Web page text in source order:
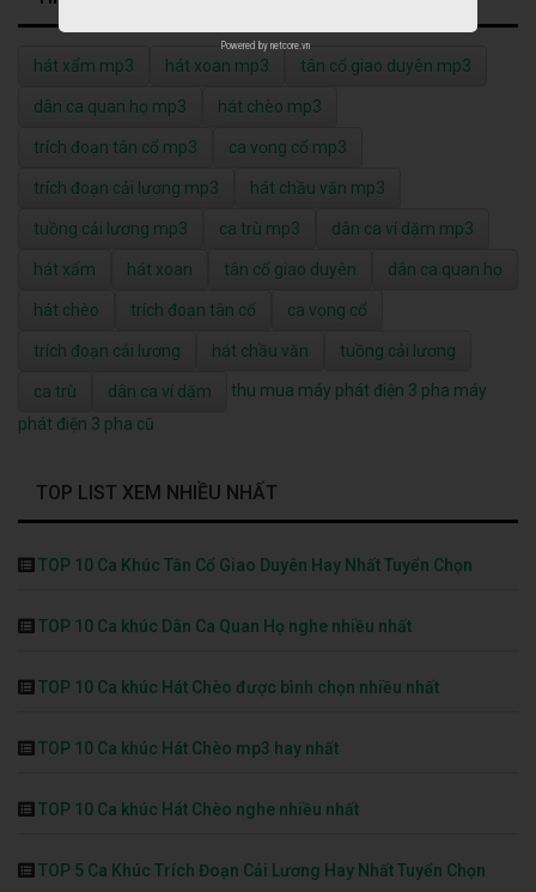
hát xẩm mp3 hát xoan mp3 tân cổ giao duyên mp3
dân ca quan họ mp3 hát chèo mp3
trích đoạn tân cổ mp3 ca vọng cổ mp3
trích đoạn cải lương mp3 hát chầu văn mp3
tuồng cải lương mp3 ca trù mp3 dân ca ví dặm mp3
hát xẩm hát xoan tân cổ giao duyên dân ca quan họ
hát chèo trích đoạn tân cổ ca vọng cổ
trích đoạn cải lương hát chầu văn tuồng cải lương
ca trù dân ca ví dặm thu mua máy phát điện 3 pha máy
phát điện 3 pha cũ
TOP LIST XEM NHIỀU NHẤT
TOP 10 Ca Khúc Tân Cổ Giao Duyên Hay Nhất Tuyển Chọn
TOP 10 Ca khúc Dân Ca Quan Họ nghe nhiều nhất
TOP 10 Ca khúc Hát Chèo được bình chọn nhiều nhất
TOP 10 Ca khúc Hát Chèo mp3 hay nhất
TOP 10 Ca khúc Hát Chèo nghe nhiều nhất
TOP 5 Ca Khúc Trích Đoạn Cải Lương Hay Nhất Tuyển Chọn
Powered by netcore.vn